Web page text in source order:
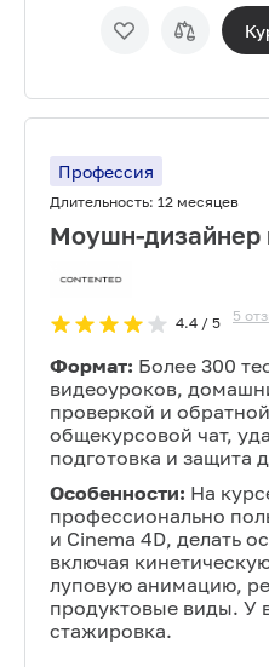
Профессия
Длительность: 12 месяцев
Моушн-дизайнер
4.4/ 5 5
Формат: Более 300
видеоуроков,
проверкой и
общекурсовой чат,
подготовка и защита
Особенности: На
профессионально
и Cinema 4D, делать
включая
луповую анимацию,
продуктовые виды. У
стажировка.